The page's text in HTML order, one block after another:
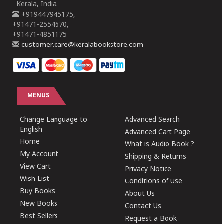
Kerala, India.
+919447945175,
+91471-2554670,
+91471-4851175
customer.care@keralabookstore.com
MENUS
Change Language to
English
Home
My Account
View Cart
Wish List
Buy Books
New Books
Best Sellers
Advanced Search
Advanced Cart Page
What is Audio Book ?
Shipping & Returns
Privacy Notice
Conditions of Use
About Us
Contact Us
Request a Book